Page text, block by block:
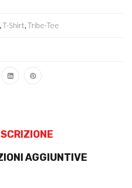
,T-Shirt,Tribe-Tee
AGGIUNTIVE